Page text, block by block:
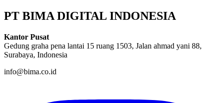
PT BIMA DIGITAL INDONESIA
Kantor Pusat
Gedung graha pena lantai 15 ruang 1503, Jalan ahmad yani 88,
Surabaya, Indonesia
info@bima.co.id